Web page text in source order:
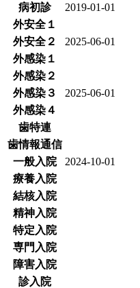
病初診
2019-01-01
外安全１
外安全２
2025-06-01
外感染１
外感染２
外感染３
2025-06-01
外感染４
歯特連
歯情報通信
一般入院
2024-10-01
療養入院
結核入院
精神入院
特定入院
専門入院
障害入院
診入院